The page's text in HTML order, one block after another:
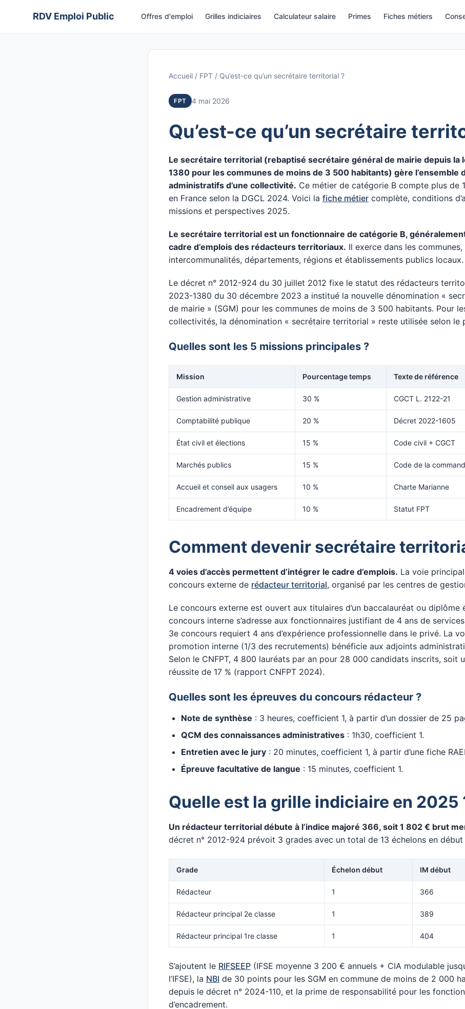
RDV Emploi Public Offres d'emploi Grilles indiciaires Calculateur salaire Primes Fiches métiers
Accueil / FPT / Qu’est-ce qu’un secrétaire territorial ?
FPT 4 mai 2026
Qu’est-ce qu’un secrétaire
Le secrétaire territorial (rebaptisé secrétaire général de mairie depuis la
1380 pour les communes de moins de 3 500 habitants) gère l’ensemble
administratifs d’une collectivité. Ce métier de catégorie B compte plus de
en France selon la DGCL 2024. Voici la fiche métier complète, conditions
missions et perspectives 2025.
Le secrétaire territorial est un fonctionnaire de catégorie B,
cadre d’emplois des rédacteurs territoriaux. Il exerce dans les communes,
intercommunalités, départements, régions et établissements publics locaux.
Le décret n° 2012-924 du 30 juillet 2012 fixe le statut des rédacteurs
2023-1380 du 30 décembre 2023 a institué la nouvelle dénomination «
de mairie » (SGM) pour les communes de moins de 3 500 habitants. Pour
collectivités, la dénomination « secrétaire territorial » reste utilisée selon le
Quelles sont les 5 missions principales ?
Mission Pourcentage temps Texte de référence
Gestion administrative 30 % CGCT L. 2122-21
Comptabilité publique 20 % Décret 2022-1605
État civil et élections 15 % Code civil + CGCT
Marchés publics 15 % Code de la
Accueil et conseil aux usagers 10 % Charte Marianne
Encadrement d’équipe 10 % Statut FPT
Comment devenir secrétaire
4 voies d’accès permettent d’intégrer le cadre d’emplois. La voie
concours externe de rédacteur territorial, organisé par les centres de
Le concours externe est ouvert aux titulaires d’un baccalauréat ou diplôme
concours interne s’adresse aux fonctionnaires justifiant de 4 ans de
3e concours requiert 4 ans d’expérience professionnelle dans le privé. La
promotion interne (1/3 des recrutements) bénéficie aux adjoints
Selon le CNFPT, 4 800 lauréats par an pour 28 000 candidats inscrits, soit
réussite de 17 % (rapport CNFPT 2024).
Quelles sont les épreuves du concours rédacteur ?
Note de synthèse : 3 heures, coefficient 1, à partir d’un dossier de 25
QCM des connaissances administratives : 1h30, coefficient 1.
Entretien avec le jury : 20 minutes, coefficient 1, à partir d’une fiche
Épreuve facultative de langue : 15 minutes, coefficient 1.
Quelle est la grille indiciaire en 2025
Un rédacteur territorial débute à l’indice majoré 366, soit 1 802 € brut
décret n° 2012-924 prévoit 3 grades avec un total de 13 échelons en début
Grade Échelon début IM début
Rédacteur 1 366
Rédacteur principal 2e classe 1 389
Rédacteur principal 1re classe 1 404
S’ajoutent le RIFSEEP (IFSE moyenne 3 200 € annuels + CIA modulable
l’IFSE), la NBI de 30 points pour les SGM en commune de moins de 2 000
depuis le décret n° 2024-110, et la prime de responsabilité pour les
d’encadrement.